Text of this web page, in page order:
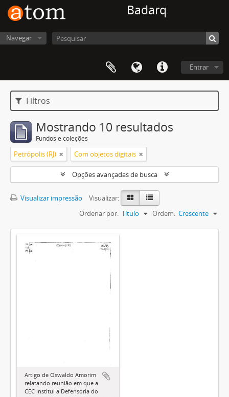
Badarq
Navegar
Entrar
Filtros
Mostrando 10 resultados
Fundos e coleções
Petrópolis (RJ) Com objetos digitais
Opções avançadas de busca
Visualizar impressão
Visualizar:
Ordenar por: Título Ordem: Crescente
Artigo de Oswaldo Amorim
relatando reunião em que a
CEC institui a Defensoria do